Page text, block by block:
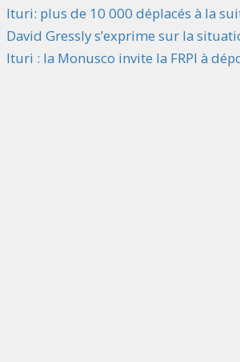
Ituri: plus de 10 000 déplacés à la
David Gressly s’exprime sur la
Ituri : la Monusco invite la FRPI à